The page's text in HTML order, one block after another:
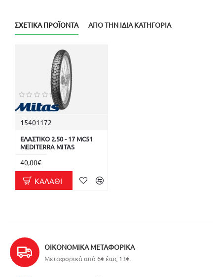
ΣΧΕΤΙΚΆ ΠΡΟΪΌΝΤΑ ΑΠΌ ΤΗΝ ΊΔΙΑ ΚΑΤΗΓΟΡΊΑ
15401172
ΕΛΑΣΤΙΚΟ 2.50 - 17 MC51
MEDITERRA MITAS
40,00€
ΚΑΛΆΘΙ
ΟΙΚΟΝΟΜΙΚΆ ΜΕΤΑΦΟΡΙΚΆ
Μεταφορικά από 6€ έως 13€.